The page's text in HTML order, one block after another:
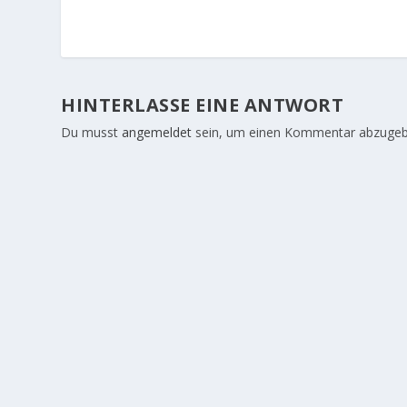
HINTERLASSE EINE ANTWORT
Du musstangemeldet sein, um einen Kommentar